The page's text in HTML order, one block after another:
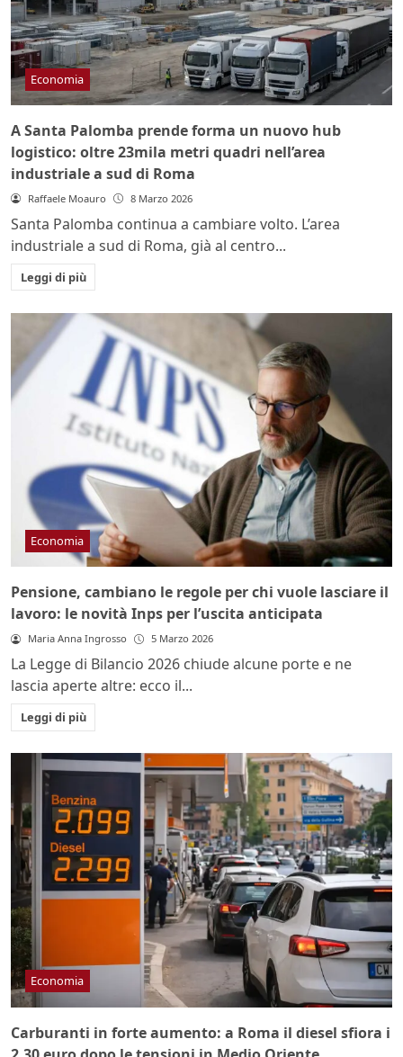
Economia
A Santa Palomba prende forma un nuovo hub
logistico: oltre 23mila metri quadri nell’area
industriale a sud di Roma
Raffaele Moauro 8 Marzo 2026
Santa Palomba continua a cambiare volto. L’area
industriale a sud di Roma, già al centro...
Leggi di più
Economia
Pensione, cambiano le regole per chi vuole lasciare il
lavoro: le novità Inps per l’uscita anticipata
Maria Anna Ingrosso 5 Marzo 2026
La Legge di Bilancio 2026 chiude alcune porte e ne
lascia aperte altre: ecco il...
Leggi di più
Economia
Carburanti in forte aumento: a Roma il diesel sfiora i